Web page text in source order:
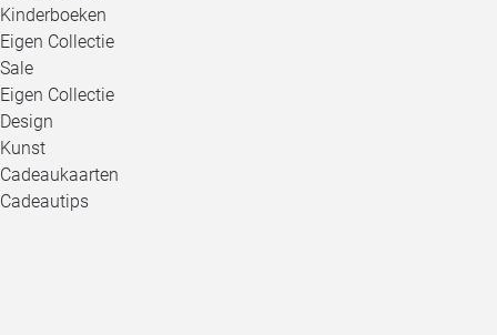
Kinderboeken
Eigen Collectie
Sale
Eigen Collectie
Design
Kunst
Cadeaukaarten
Cadeautips